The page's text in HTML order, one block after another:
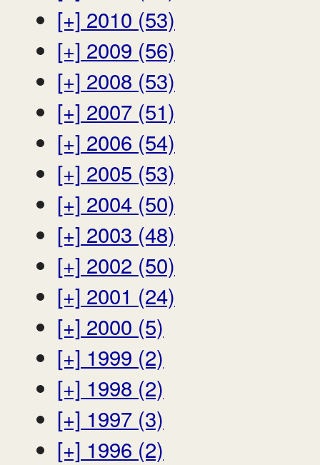
[+] 2010 (53)
[+] 2009 (56)
[+] 2008 (53)
[+] 2007 (51)
[+] 2006 (54)
[+] 2005 (53)
[+] 2004 (50)
[+] 2003 (48)
[+] 2002 (50)
[+] 2001 (24)
[+] 2000 (5)
[+] 1999 (2)
[+] 1998 (2)
[+] 1997 (3)
[+] 1996 (2)